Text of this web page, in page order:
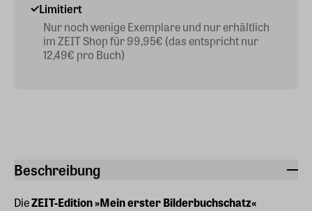
Beschreibung
DieZEIT-Edition »Mein erster Bilderbuchschatz«
Limitiert
Nur noch wenige Exemplare und nur erhältlich
im ZEIT Shop für 99,95€ (das entspricht nur
12,49€ pro Buch)